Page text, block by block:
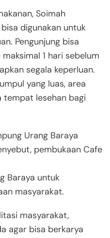
Soimah
digunakan untuk
Pengunjung bisa
1 hari sebelum
segala keperluan.
yang luas, area
tempat lesehan bagi
Urang Baraya
pembukaan Cafe
Baraya untuk
masyarakat.
masyarakat,
agar bisa berkarya